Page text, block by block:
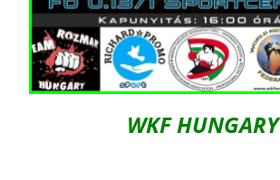
WKF HUNGARY